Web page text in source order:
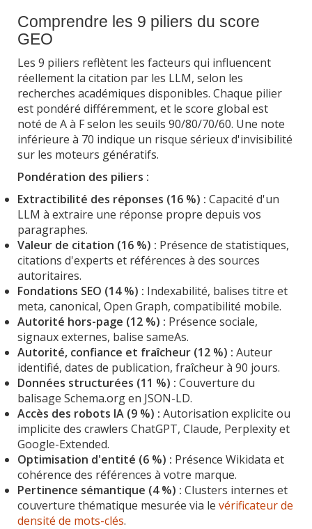
Comprendre les 9 piliers du score
GEO
Les 9 piliers reflètent les facteurs qui influencent
réellement la citation par les LLM, selon les
recherches académiques disponibles. Chaque pilier
est pondéré différemment, et le score global est
noté de A à F selon les seuils 90/80/70/60. Une note
inférieure à 70 indique un risque sérieux d'invisibilité
sur les moteurs génératifs.
Pondération des piliers :
Extractibilité des réponses (16 %) : Capacité d'un
LLM à extraire une réponse propre depuis vos
paragraphes.
Valeur de citation (16 %) : Présence de statistiques,
citations d'experts et références à des sources
autoritaires.
Fondations SEO (14 %) : Indexabilité, balises titre et
meta, canonical, Open Graph, compatibilité mobile.
Autorité hors-page (12 %) : Présence sociale,
signaux externes, balise sameAs.
Autorité, confiance et fraîcheur (12 %) : Auteur
identifié, dates de publication, fraîcheur à 90 jours.
Données structurées (11 %) : Couverture du
balisage Schema.org en JSON-LD.
Accès des robots IA (9 %) : Autorisation explicite ou
implicite des crawlers ChatGPT, Claude, Perplexity et
Google-Extended.
Optimisation d'entité (6 %) : Présence Wikidata et
cohérence des références à votre marque.
Pertinence sémantique (4 %) : Clusters internes et
couverture thématique mesurée via le vérificateur de
densité de mots-clés.